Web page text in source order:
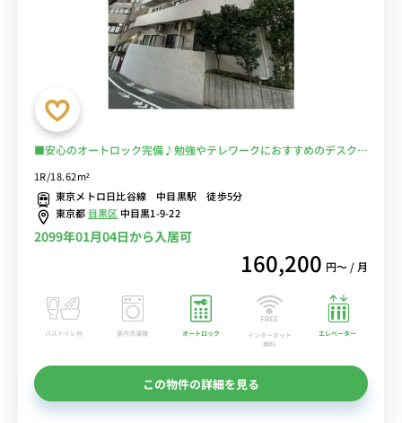
■安心のオートロック完備♪勉強やテレワークにおすすめのデスク＆
チェア付き♪２ドア冷蔵庫でたっぷり収納♪■東京メトロ日比谷線
「中目黒駅」徒歩5分/六本木・銀座まで乗換なし/「東急ストア」や
「ライフ」などスーパー多数あり■選べるWi-Fi格安レンタル中！
1R/18.62m²
東京メトロ日比谷線 中目黒駅 徒歩5分
東京都 目黒区 中目黒1-9-22
2099年01月04日から入居可
160,200 円〜 / 月
バストイレ別 室内洗濯機 オートロック
インターネット
無料
エレベーター
この物件の詳細を見る